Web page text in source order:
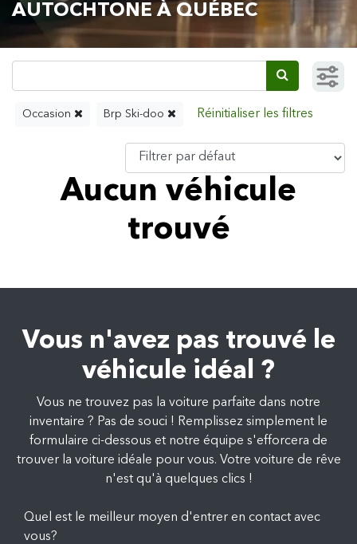
AUTOCHTONE À QUÉBEC
Occasion Brp Ski-doo
Aucun véhicule
trouvé
Vous n'avez pas trouvé le
véhicule idéal ?
Vous ne trouvez pas la voiture parfaite dans notre
inventaire ? Pas de souci ! Remplissez simplement le
formulaire ci-dessous et notre équipe s'efforcera de
trouver la voiture idéale pour vous. Votre voiture de rêve
n'est qu'à quelques clics !
Quel est le meilleur moyen d'entrer en contact avec
vous?